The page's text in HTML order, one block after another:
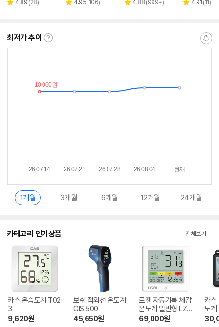
별 4.89 리
(28)
별 4.95 리
(106)
별 4.88 리
(999+)
별 4.91 리
(11)
최저가 추이
최
란?
알
1개월 3개월 6개월 12개월 24개월
카테고리 인기상품 전체보기
카스 온습도계 T02
3
9,620원
보쉬 적외선 온도계
GIS 500
45,650원
르젠 자동기록 체감
온도계 일반형 LZ-
TMS-01
69,000원
카스
도계